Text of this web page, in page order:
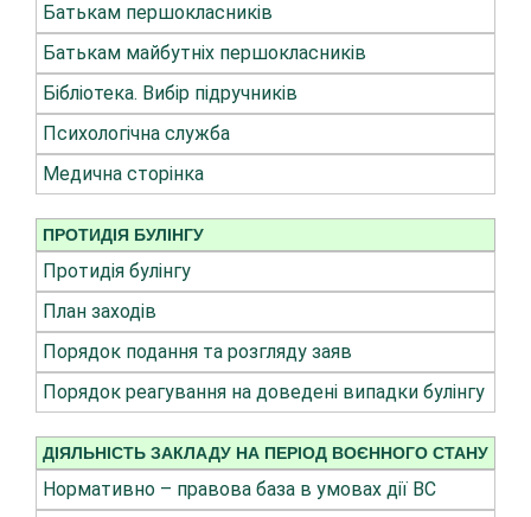
Батькам першокласників
Батькам майбутніх першокласників
Бібліотека. Вибір підручників
Психологічна служба
Медична сторінка
ПРОТИДІЯ БУЛІНГУ
Протидія булінгу
План заходів
Порядок подання та розгляду заяв
Порядок реагування на доведені випадки булінгу
ДІЯЛЬНІСТЬ ЗАКЛАДУ НА ПЕРІОД ВОЄННОГО СТАНУ
Нормативно – правова база в умовах дії ВС